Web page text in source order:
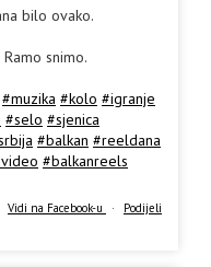
bilo ovako.
snimo.
#muzika #kolo #igranje
#selo #sjenica
#balkan #reeldana
#balkanreels
Vidi na Facebook-u · Podijeli